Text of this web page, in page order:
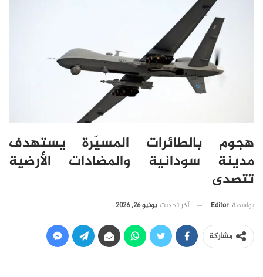
هجوم بالطائرات المسيّرة يستهدف
مدينة سودانية والمضادات الأرضية
تتصدى
بواسطة Editor آخر تحديث يونيو 26, 2026
مشاركة